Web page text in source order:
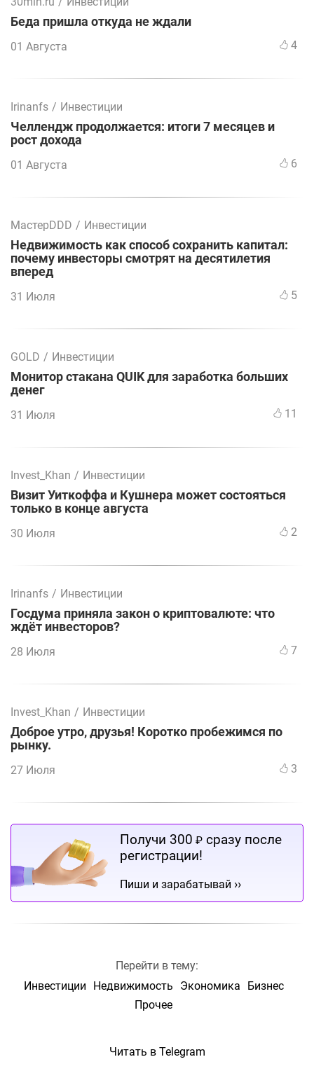
Беда пришла откуда не ждали
01 Августа 4
Irinanfs / Инвестиции
Челлендж продолжается: итоги 7 месяцев и
рост дохода
01 Августа 6
МастерDDD / Инвестиции
Недвижимость как способ сохранить капитал:
почему инвесторы смотрят на десятилетия
вперед
31 Июля 5
GOLD / Инвестиции
Монитор стакана QUIK для заработка больших
денег
31 Июля 11
Invest_Khan / Инвестиции
Визит Уиткоффа и Кушнера может состояться
только в конце августа
30 Июля 2
Irinanfs / Инвестиции
Госдума приняла закон о криптовалюте: что
ждёт инвесторов?
28 Июля 7
Invest_Khan / Инвестиции
Доброе утро, друзья! Коротко пробежимся по
рынку.
27 Июля 3
Получи 300 ₽ сразу после
регистрации!
Пиши и зарабатывай ››
Перейти в тему:
Инвестиции
Недвижимость Экономика
Бизнес
Прочее
Читать в Telegram